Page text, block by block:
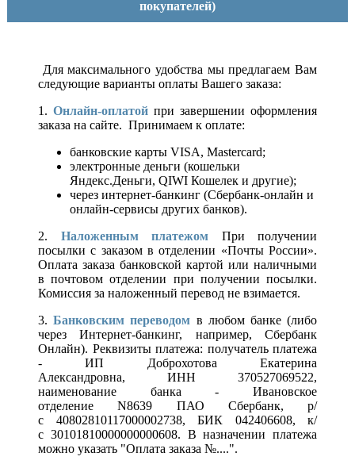
покупателей)
Для максимального удобства мы предлагаем Вам
следующие варианты оплаты Вашего заказа:
1. Онлайн-оплатой при завершении оформления
заказа на сайте. Принимаем к оплате:
банковские карты VISA, Mastercard;
электронные деньги (кошельки
Яндекс.Деньги, QIWI Кошелек и другие);
через интернет-банкинг (Сбербанк-онлайн и
онлайн-сервисы других банков).
2. Наложенным платежом При получении
посылки с заказом в отделении «Почты России».
Оплата заказа банковской картой или наличными
в почтовом отделении при получении посылки.
Комиссия за наложенный перевод не взимается.
3.Банковским переводом в любом банке (либо
через Интернет-банкинг, например, Сбербанк
Онлайн). Реквизиты платежа: получатель платежа
- ИП Доброхотова Екатерина
Александровна, ИНН 370527069522,
наименование банка - Ивановское
отделение N8639 ПАО Сбербанк, р/
с 40802810117000002738, БИК 042406608, к/
с 30101810000000000608. В назначении платежа
можно указать "Оплата заказа №....".